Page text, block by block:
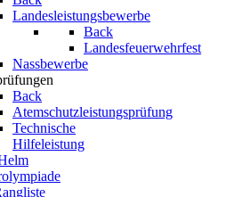
Landesleistungsbewerbe
Back
Landesfeuerwehrfest
Nassbewerbe
Back
Atemschutzleistungsprüfung
Technische
Hilfeleistung